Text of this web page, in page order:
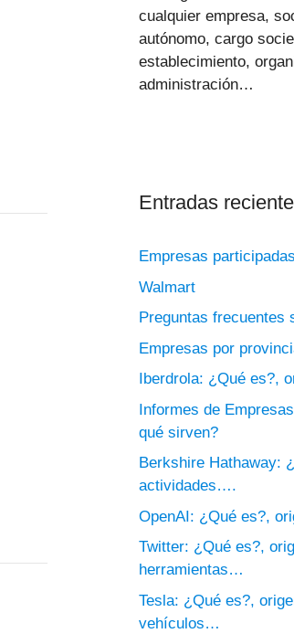
cualquier empresa,
autónomo, cargo
establecimiento,
administración…
Entradas
Empresas
Walmart
Preguntas frecuentes
Empresas por
Iberdrola: ¿Qué es?,
Informes de
qué sirven?
Berkshire Hathaway:
actividades….
OpenAI: ¿Qué es?,
Twitter: ¿Qué es?,
herramientas…
Tesla: ¿Qué es?,
vehículos…